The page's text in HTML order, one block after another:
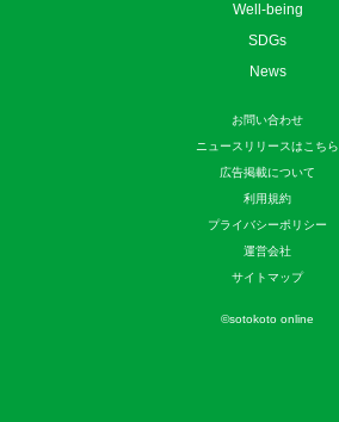
Well-being
SDGs
News
お問い合わせ
ニュースリリースはこちら
広告掲載について
利用規約
プライバシーポリシー
運営会社
サイトマップ
©sotokoto online